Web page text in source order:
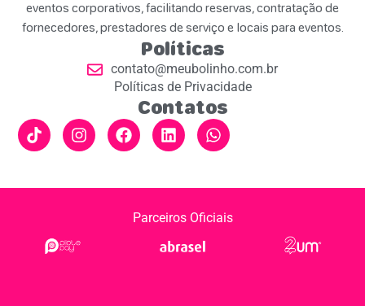
eventos corporativos, facilitando reservas, contratação de
fornecedores, prestadores de serviço e locais para eventos.
Políticas
contato@meubolinho.com.br
Políticas de Privacidade
Contatos
Parceiros Oficiais